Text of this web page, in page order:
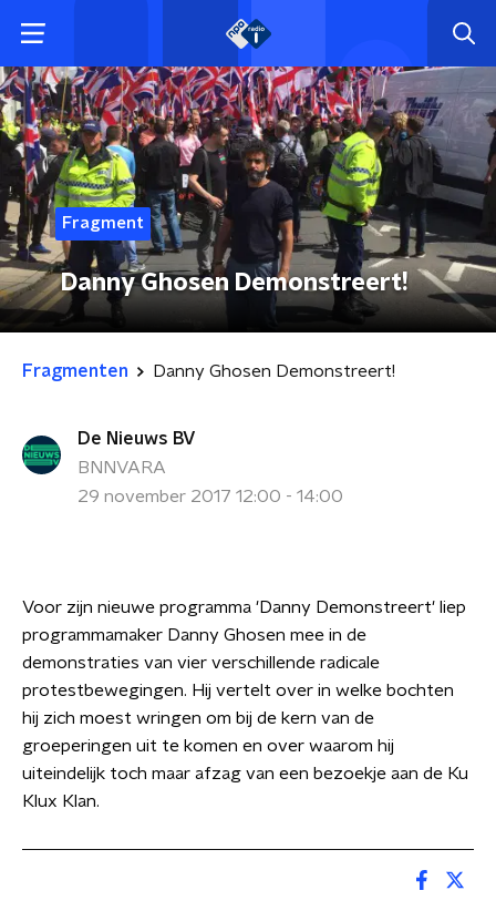
Fragment
Danny Ghosen Demonstreert!
Fragmenten Danny Ghosen Demonstreert!
De Nieuws BV
BNNVARA
29 november 2017 12:00 - 14:00
Voor zijn nieuwe programma 'Danny Demonstreert' liep
programmamaker Danny Ghosen mee in de
demonstraties van vier verschillende radicale
protestbewegingen. Hij vertelt over in welke bochten
hij zich moest wringen om bij de kern van de
groeperingen uit te komen en over waarom hij
uiteindelijk toch maar afzag van een bezoekje aan de Ku
Klux Klan.